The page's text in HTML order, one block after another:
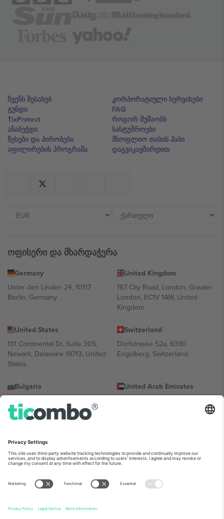
ჩვენს შესახებ
გუნდი
TixProtect
ანაბეჭდი
წესები და პირობები
აფილირების პროგრამა
კორპორატიული სერვისები
FAQ
როგორ მუშაობს
სასტუმროები
მსოფლიო თასის ჰაბი
დაგვიკავშირდით
ოფისერი და მხარდაჭერა
Germany
Unter den Linden 24, 10117
Berlin, Germany
United Kingdom
167 City Road, London, Greater
London, EC1V 1AW, United
Kingdom
United States
131 Continental Dr, Suite 305,
Newark, Delaware 19713, United
States
Switzerland
Dorfstrasse 52a, 6390
Engelberg, Switzerland
Bulgaria
Totleben 53-55, 1606 Sofia,
Bulgaria
United Arab Emirates
Building A1, Office 302, Dubai,
Mexico
Av Chapultepec 360, Roma
Norte, Cuauhtémoc, 06700
Ciudad de México, CDMX,
Mexico
პლატფორმის პროვაიდერის იურიდიული პირი იცვლება